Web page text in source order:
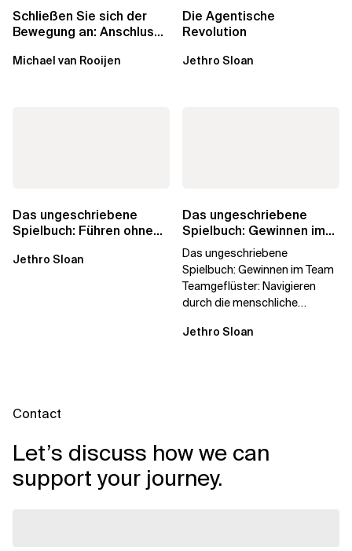
Schließen Sie sich der
Bewegung an: Anschluss
Michael van Rooijen
Die Agentische
Revolution
Jethro Sloan
Das ungeschriebene
Spielbuch: Führen ohne
Jethro Sloan
Das ungeschriebene
Spielbuch: Gewinnen im
Team
Das ungeschriebene
Spielbuch: Gewinnen im Team
Teamgeflüster: Navigieren
durch die menschliche
vorbereitet hat „Wir...
Jethro Sloan
Contact
Let’s discuss how we can
support your journey.